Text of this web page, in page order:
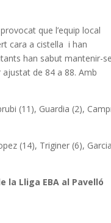
que l’equip local
cara a cistella i han
han sabut mantenir-
ajustat de 84 a 88. Amb
(11), Guardia (2),
(14), Triginer (6),
la Lliga EBA al Pavelló